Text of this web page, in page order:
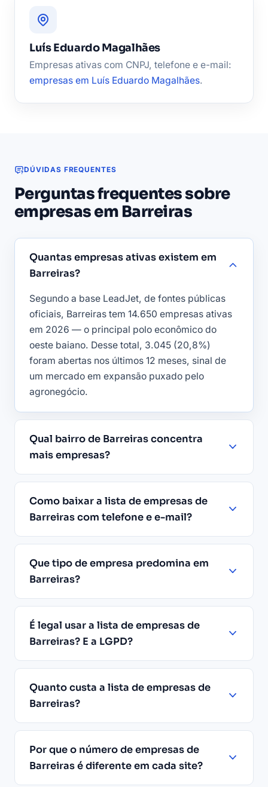
Luís Eduardo Magalhães
Empresas ativas com CNPJ, telefone e e-mail:
empresas em Luís Eduardo Magalhães.
DÚVIDAS FREQUENTES
Perguntas frequentes sobre
empresas em Barreiras
Quantas empresas ativas existem em
Barreiras?
Segundo a base LeadJet, de fontes públicas
oficiais, Barreiras tem 14.650 empresas ativas
em 2026 — o principal polo econômico do
oeste baiano. Desse total, 3.045 (20,8%)
foram abertas nos últimos 12 meses, sinal de
um mercado em expansão puxado pelo
agronegócio.
Qual bairro de Barreiras concentra
mais empresas?
Como baixar a lista de empresas de
Barreiras com telefone e e-mail?
Que tipo de empresa predomina em
Barreiras?
É legal usar a lista de empresas de
Barreiras? E a LGPD?
Quanto custa a lista de empresas de
Barreiras?
Por que o número de empresas de
Barreiras é diferente em cada site?